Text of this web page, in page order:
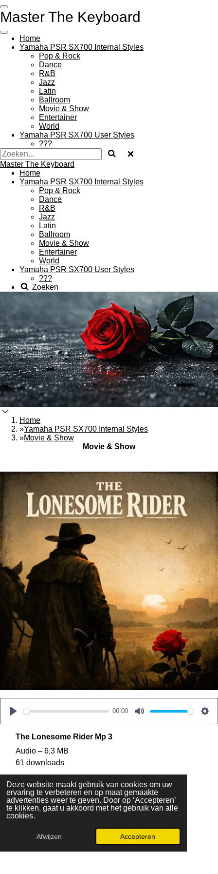
Deze website maakt gebruik van cookies om uw
ervaring te verbeteren en op maat gemaakte
advertenties weer te geven. Door op ‘Accepteren’
te klikken, gaat u akkoord met het gebruik van alle
cookies.
Afwijzen Accepteren
Ga
direct
de
hoofdinhoud
Master The Keyboard
Home
Yamaha PSR SX700 Internal Styles
Pop & Rock
Dance
R&B
Jazz
Latin
Ballroom
Movie & Show
Entertainer
World
Yamaha PSR SX700 User Styles
???
Master The Keyboard
Home
Yamaha PSR SX700 Internal Styles
Pop & Rock
Dance
R&B
Jazz
Latin
Ballroom
Movie & Show
Entertainer
World
Yamaha PSR SX700 User Styles
???
Zoeken
Home
»Yamaha PSR SX700 Internal Styles
»Movie & Show
Movie & Show
P
a
y
00:00
M
S
The Lonesome Rider Mp 3
Audio – 6,3 MB
61 downloads
Download
© 2024 - 2026 Master The Keyboard